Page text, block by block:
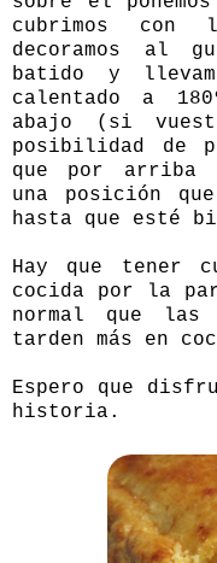
cubrimos con
decoramos al
batido y
calentado a
abajo (si
posibilidad de
que por arriba
una posición
hasta que esté
Hay que tener
cocida por la
normal que
tarden más en
Espero que
historia.